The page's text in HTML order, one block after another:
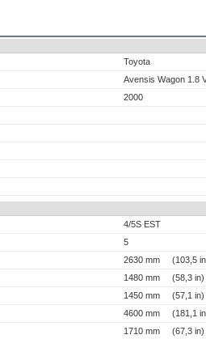
Toyota
Avensis Wagon 1.8
2000
4/5S EST
5
2630 mm (103,5
1480 mm (58,3 in)
1450 mm (57,1 in)
4600 mm (181,1
1710 mm (67,3 in)